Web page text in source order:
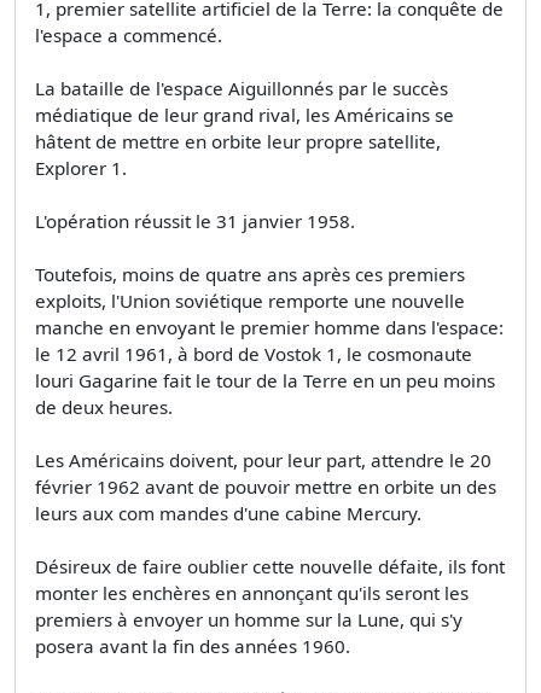
1, premier satellite artificiel de la Terre: la conquête de
l'espace a commencé.
La bataille de l'espace Aiguillonnés par le succès
médiatique de leur grand rival, les Américains se
hâtent de mettre en orbite leur propre satellite,
Explorer 1.
L'opération réussit le 31 janvier 1958.
Toutefois, moins de quatre ans après ces premiers
exploits, l'Union soviétique remporte une nouvelle
manche en envoyant le premier homme dans l'espace:
le 12 avril 1961, à bord de Vostok 1, le cosmonaute
louri Gagarine fait le tour de la Terre en un peu moins
de deux heures.
Les Américains doivent, pour leur part, attendre le 20
février 1962 avant de pouvoir mettre en orbite un des
leurs aux com­ mandes d'une cabine Mercury.
Désireux de faire oublier cette nouvelle défaite, ils font
monter les enchères en annonçant qu'ils seront les
premiers à envoyer un homme sur la Lune, qui s'y
posera avant la fin des années 1960.